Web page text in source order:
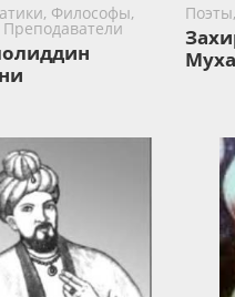
Философы,